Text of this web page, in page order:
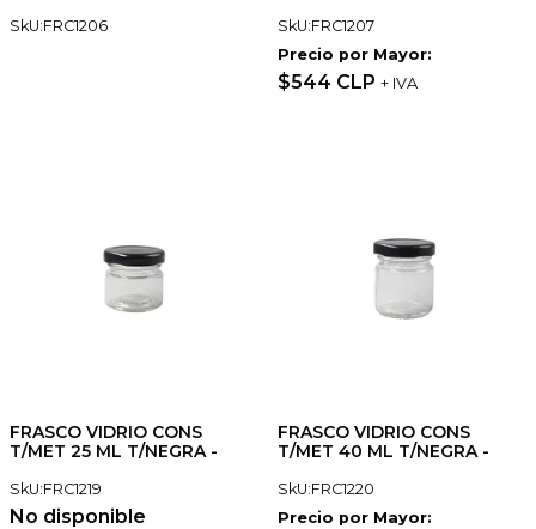
SkU:FRC1206
SkU:FRC1207
Precio por Mayor:
$544 CLP + IVA
FRASCO VIDRIO CONS
T/MET 25 ML T/NEGRA -
SkU:FRC1219
No disponible
FRASCO VIDRIO CONS
T/MET 40 ML T/NEGRA -
SkU:FRC1220
Precio por Mayor: